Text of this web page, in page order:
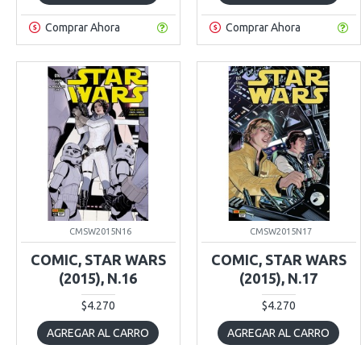
Comprar Ahora Comprar Ahora
CMSW2015N16
COMIC, STAR WARS
(2015), N.16
$4.270
AGREGAR AL CARRO
CMSW2015N17
COMIC, STAR WARS
(2015), N.17
$4.270
AGREGAR AL CARRO